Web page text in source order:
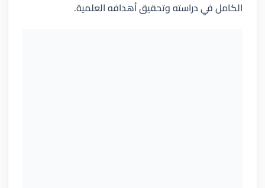
الكامل في دراسته وتحقيق أهدافه العلمية.